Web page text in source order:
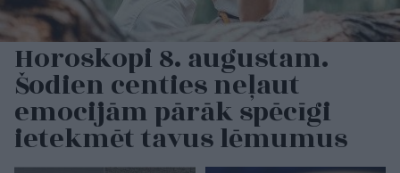
Horoskopi 8. augustam.
Šodien centies neļaut
emocijām pārāk spēcīgi
ietekmēt tavus lēmumus